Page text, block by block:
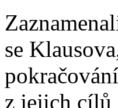
se
z jejich cílů